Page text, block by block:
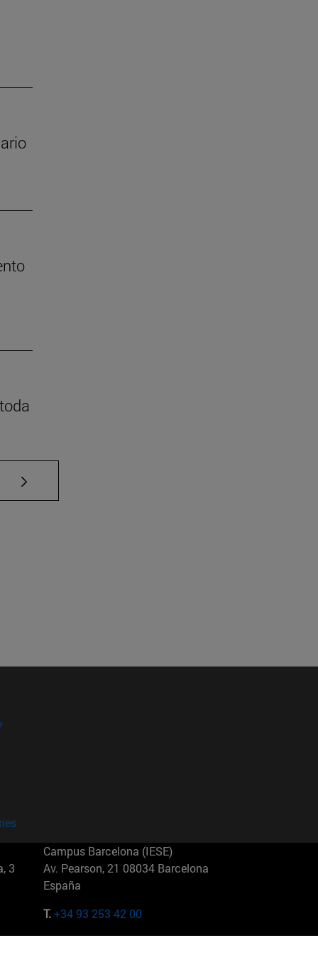
TAB para desplazarse.
3
Campus Barcelona (IESE)
Av. Pearson, 21 08034 Barcelona
España
T.+34 93 253 42 00